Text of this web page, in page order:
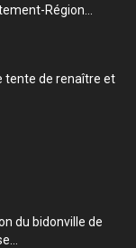
Région...
tente de renaître et
du bidonville de